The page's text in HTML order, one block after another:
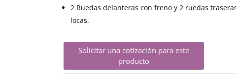
2 Ruedas delanteras con freno y 2 ruedas
locas.
Solicitar una cotización para este
producto